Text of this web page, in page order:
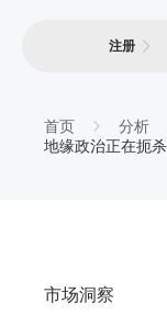
平台
注册
首页 分析
地缘政治正在扼
市场洞察